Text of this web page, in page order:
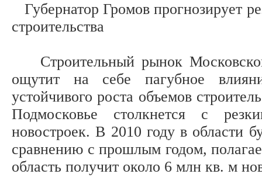
Губернатор Громов прогнозирует
строительства
Строительный рынок
ощутит на себе пагубное
устойчивого роста объемов
Подмосковье столкнется с
новостроек. В 2010 году в области
сравнению с прошлым годом,
область получит около 6 млн кв. м